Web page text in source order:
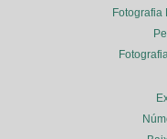
Fotografia